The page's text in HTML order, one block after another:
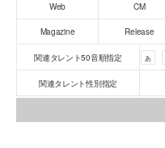
Web CM
Magazine Release
関連タレント50音順指定 あ
関連タレント性別指定